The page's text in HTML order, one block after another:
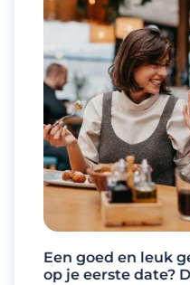
Een goed en leuk
op je eerste date?